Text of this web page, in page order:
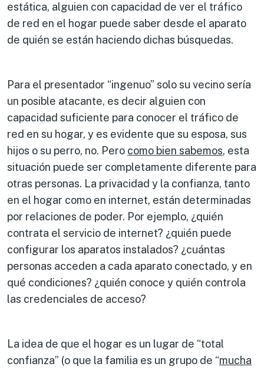
estática, alguien con capacidad de ver el tráfico
de red en el hogar puede saber desde el aparato
de quién se están haciendo dichas búsquedas.
Para el presentador “ingenuo” solo su vecino sería
un posible atacante, es decir alguien con
capacidad suficiente para conocer el tráfico de
red en su hogar, y es evidente que su esposa, sus
hijos o su perro, no. Pero como bien sabemos, esta
situación puede ser completamente diferente para
otras personas. La privacidad y la confianza, tanto
en el hogar como en internet, están determinadas
por relaciones de poder. Por ejemplo, ¿quién
contrata el servicio de internet? ¿quién puede
configurar los aparatos instalados? ¿cuántas
personas acceden a cada aparato conectado, y en
qué condiciones? ¿quién conoce y quién controla
las credenciales de acceso?
La idea de que el hogar es un lugar de “total
confianza” (o que la familia es un grupo de “mucha